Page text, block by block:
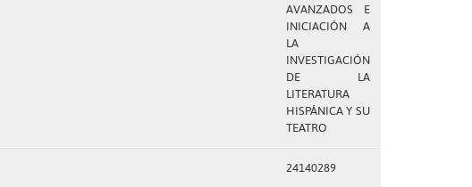
AVANZADOS E
INICIACIÓN A
LA
INVESTIGACIÓN
DE LA
LITERATURA
HISPÁNICA Y SU
TEATRO
24140289